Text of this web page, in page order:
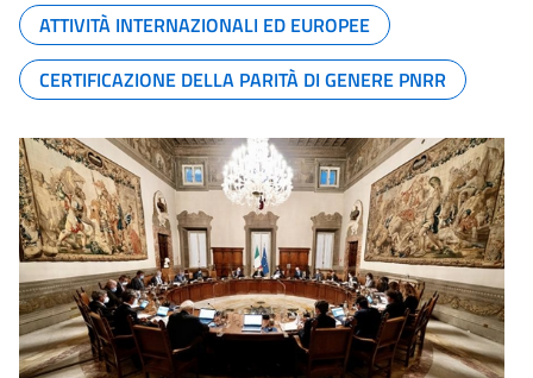
ATTIVITÀ INTERNAZIONALI ED EUROPEE
CERTIFICAZIONE DELLA PARITÀ DI GENERE PNRR